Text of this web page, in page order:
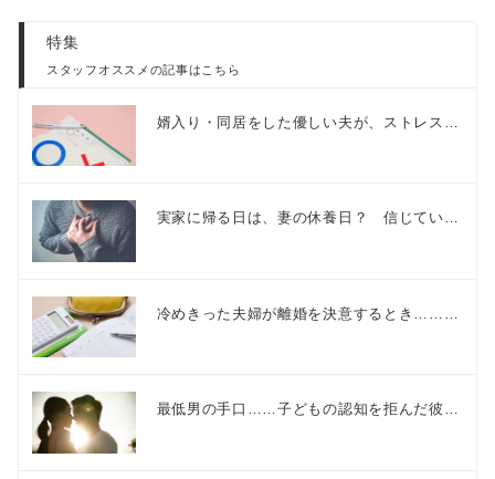
特集
スタッフオススメの記事はこちら
婿入り・同居をした優しい夫が、ストレス…
実家に帰る日は、妻の休養日？ 信じてい…
冷めきった夫婦が離婚を決意するとき………
最低男の手口……子どもの認知を拒んだ彼…